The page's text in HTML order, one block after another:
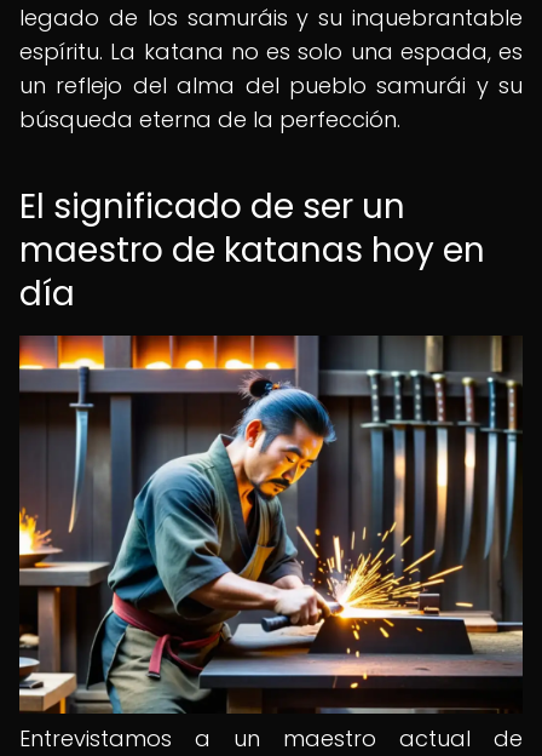
legado de los samuráis y su inquebrantable
espíritu. La katana no es solo una espada, es
un reflejo del alma del pueblo samurái y su
búsqueda eterna de la perfección.
El significado de ser un
maestro de katanas hoy en
día
Entrevistamos a un maestro actual de